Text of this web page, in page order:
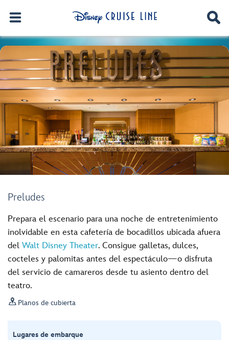
Preludes
Prepara el escenario para una noche de entretenimiento
inolvidable en esta cafetería de bocadillos ubicada afuera
del Walt Disney Theater. Consigue galletas, dulces,
cocteles y palomitas antes del espectáculo—o disfruta
del servicio de camareros desde tu asiento dentro del
teatro.
 Planos de cubierta
Lugares de embarque